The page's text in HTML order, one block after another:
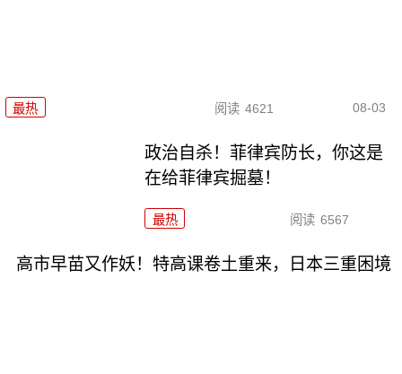
最热 阅读 4621 08-03
政治自杀！菲律宾防长，你这是
在给菲律宾掘墓！
最热 阅读 6567
高市早苗又作妖！特高课卷土重来，日本三重困境